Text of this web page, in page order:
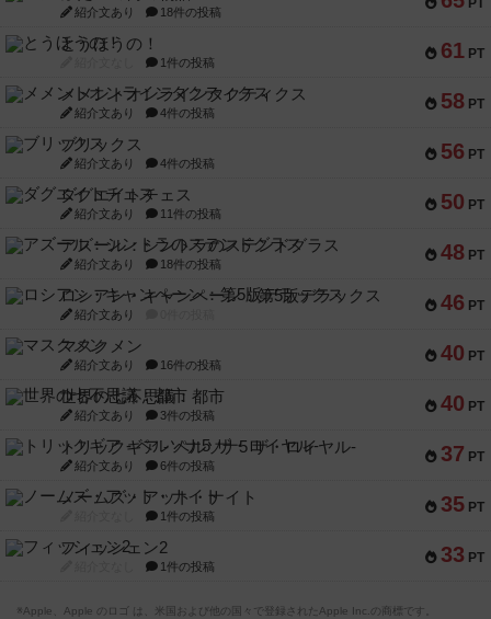
PT
紹介文あり 18件の投稿
61 PT
とうほうの！
1件の投稿
58 PT
メメントオンラインタクティクス
紹介文あり 4件の投稿
56 PT
ブリックス
紹介文あり 4件の投稿
50 PT
ダグエイトチェス
紹介文あり 11件の投稿
48 PT
アズール：シントラのステンドグラス
紹介文あり 18件の投稿
46 PT
ロシアン・キャンペーン：第5版デラックス
紹介文あり
40 PT
マスクメン
紹介文あり 16件の投稿
40 PT
世界の七不思議：都市
紹介文あり 3件の投稿
37 PT
トリックギア - ペルソナ5 ザ・ロイヤル-
紹介文あり 6件の投稿
35 PT
ノームズ・アット・ナイト
1件の投稿
33 PT
フィッシェン2
1件の投稿
※Apple、Apple のロゴ は、米国および他の国々で登録されたApple Inc.の商標です。